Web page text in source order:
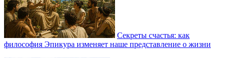
Секреты счастья: как
философия Эпикура изменяет наше представление о жизни